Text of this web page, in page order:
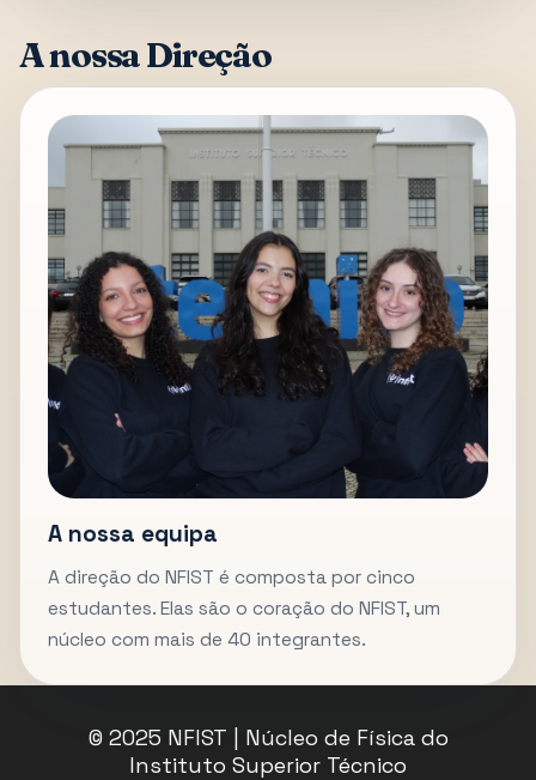
A nossa Direção
A nossa equipa
A direção do NFIST é composta por cinco
estudantes. Elas são o coração do NFIST, um
núcleo com mais de 40 integrantes.
© 2025 NFIST | Núcleo de Física do
Instituto Superior Técnico